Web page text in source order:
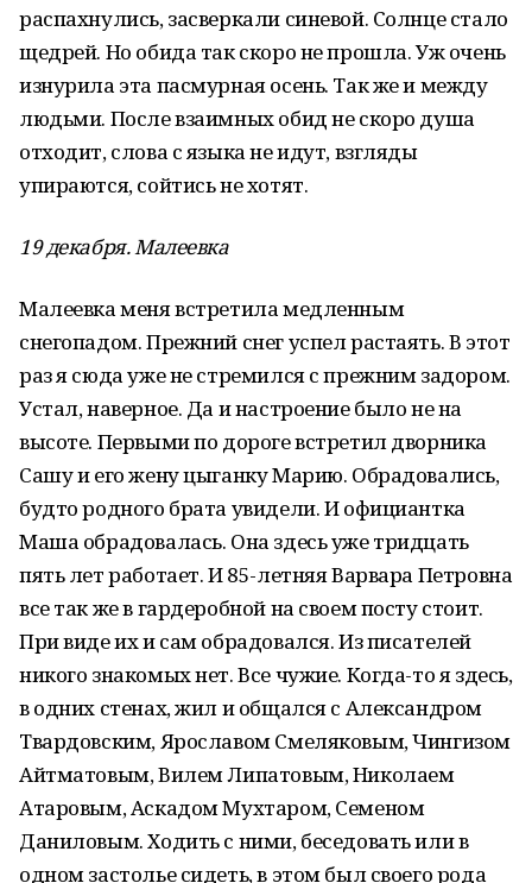
распахнулись, засверкали синевой. Солнце стало
щедрей. Но обида так скоро не прошла. Уж очень
изнурила эта пасмурная осень. Так же и между
людьми. После взаимных обид не скоро душа
отходит, слова с языка не идут, взгляды
упираются, сойтись не хотят.
19 декабря. Малеевка
Малеевка меня встретила медленным
снегопадом. Прежний снег успел растаять. В этот
раз я сюда уже не стремился с прежним задором.
Устал, наверное. Да и настроение было не на
высоте. Первыми по дороге встретил дворника
Сашу и его жену цыганку Марию. Обрадовались,
будто родного брата увидели. И официантка
Маша обрадовалась. Она здесь уже тридцать
пять лет работает. И 85-летняя Варвара Петровна
все так же в гардеробной на своем посту стоит.
При виде их и сам обрадовался. Из писателей
никого знакомых нет. Все чужие. Когда-то я здесь,
в одних стенах, жил и общался с Александром
Твардовским, Ярославом Смеляковым, Чингизом
Айтматовым, Вилем Липатовым, Николаем
Атаровым, Аскадом Мухтаром, Семеном
Даниловым. Ходить с ними, беседовать или в
одном застолье сидеть, в этом был своего рода